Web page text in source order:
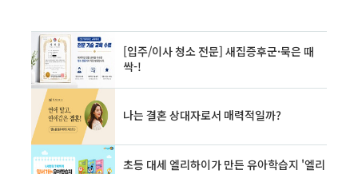
되는 카드 | 주유할인카드 추천주유 카드가 뜨거운 각오로 등장하는 이유
끝날 줄 모르는 기름값 급등 국내 휘발유 평균 가격이 한 달 사이에 50
원..